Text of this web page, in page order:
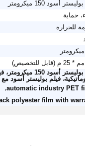
أسود 150 ميكرومتر
حماية
للحرارة
فيلم بوليستر أسود
automatic industry PET
polyester film with